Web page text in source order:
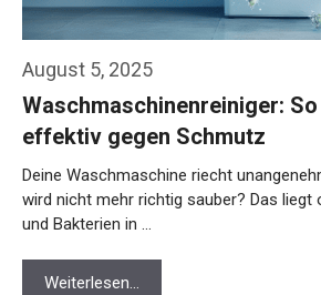
August 5, 2025
Waschmaschinenreiniger:
effektiv gegen Schmutz
Deine Waschmaschine riecht
wird nicht mehr richtig sauber? Das liegt
und Bakterien in …
Weiterlesen…